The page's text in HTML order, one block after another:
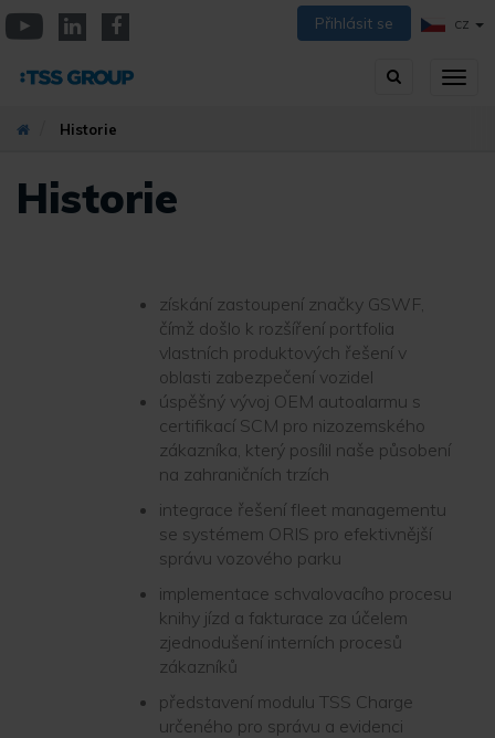
Přejít
k
hlavnímu
obsahu
Přihlásit se CZ
Vyhledávání
Historie
Historie
získání zastoupení značky GSWF,
čímž došlo k rozšíření portfolia
vlastních produktových řešení v
oblasti zabezpečení vozidel
úspěšný vývoj OEM autoalarmu s
certifikací SCM pro nizozemského
zákazníka, který posílil naše působení
na zahraničních trzích
integrace řešení fleet managementu
se systémem ORIS pro efektivnější
správu vozového parku
implementace schvalovacího procesu
knihy jízd a fakturace za účelem
zjednodušení interních procesů
zákazníků
představení modulu TSS Charge
určeného pro správu a evidenci